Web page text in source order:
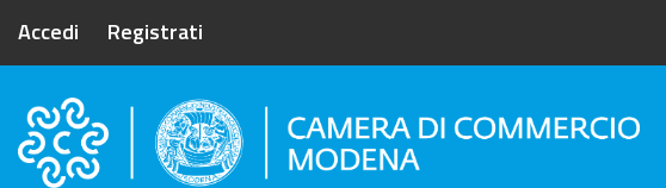
Accedi Registrati
Camera di Commercio di Modena